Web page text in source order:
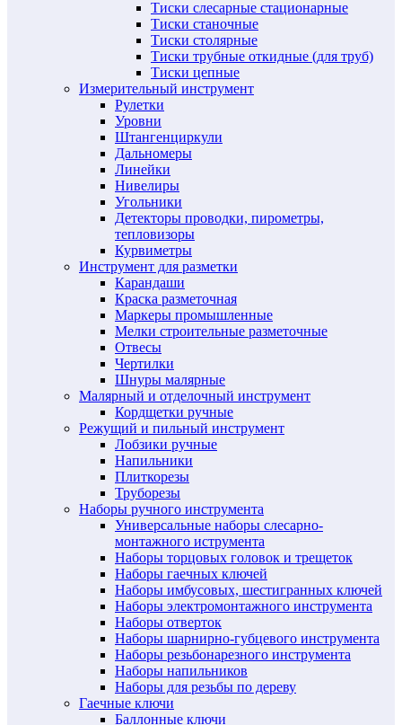
Тиски слесарные стационарные
Тиски станочные
Тиски столярные
Тиски трубные откидные (для труб)
Тиски цепные
Измерительный инструмент
Рулетки
Уровни
Штангенциркули
Дальномеры
Линейки
Нивелиры
Угольники
Детекторы проводки, пирометры,
тепловизоры
Курвиметры
Инструмент для разметки
Карандаши
Краска разметочная
Маркеры промышленные
Мелки строительные разметочные
Отвесы
Чертилки
Шнуры малярные
Малярный и отделочный инструмент
Кордщетки ручные
Режущий и пильный инструмент
Лобзики ручные
Напильники
Плиткорезы
Труборезы
Наборы ручного инструмента
Универсальные наборы слесарно-
монтажного иструмента
Наборы торцовых головок и трещеток
Наборы гаечных ключей
Наборы имбусовых, шестигранных ключей
Наборы электромонтажного инструмента
Наборы отверток
Наборы шарнирно-губцевого инструмента
Наборы резьбонарезного инструмента
Наборы напильников
Наборы для резьбы по дереву
Гаечные ключи
Баллонные ключи